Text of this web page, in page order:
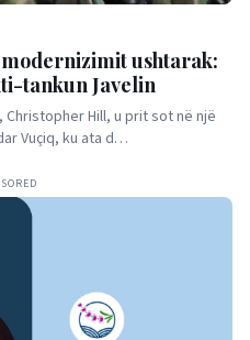
ushtarak:
tankun Javelin
Hill, u prit sot në një
Vuçiq, ku ata d…